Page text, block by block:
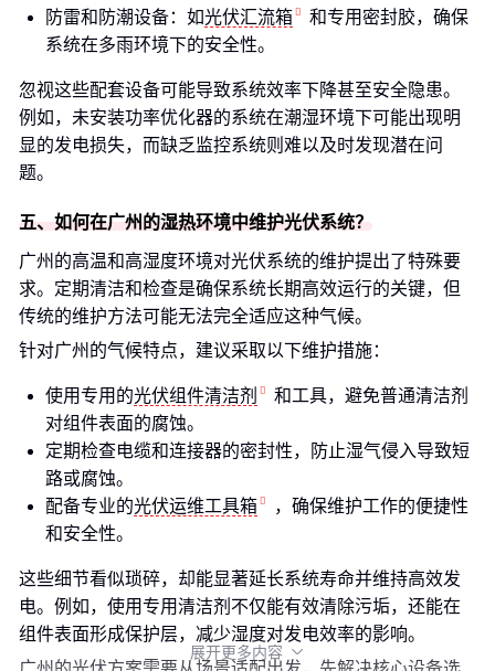
防雷和防潮设备：如光伏汇流箱
和专用密封胶，确保
系统在多雨环境下的安全性。
忽视这些配套设备可能导致系统效率下降甚至安全隐患。
例如，未安装功率优化器的系统在潮湿环境下可能出现明
显的发电损失，而缺乏监控系统则难以及时发现潜在问
题。
五、如何在广州的湿热环境中维护光伏系统？
广州的高温和高湿度环境对光伏系统的维护提出了特殊要
求。定期清洁和检查是确保系统长期高效运行的关键，但
传统的维护方法可能无法完全适应这种气候。
针对广州的气候特点，建议采取以下维护措施：
使用专用的光伏组件清洁剂
和工具，避免普通清洁剂
对组件表面的腐蚀。
定期检查电缆和连接器的密封性，防止湿气侵入导致短
路或腐蚀。
配备专业的光伏运维工具箱
，确保维护工作的便捷性
和安全性。
这些细节看似琐碎，却能显著延长系统寿命并维持高效发
电。例如，使用专用清洁剂不仅能有效清除污垢，还能在
组件表面形成保护层，减少湿度对发电效率的影响。
展开更多内容 